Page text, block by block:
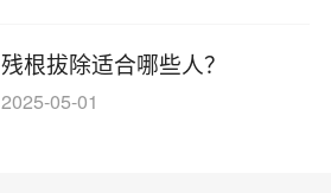
残根拔除适合哪些人？
2025-05-01